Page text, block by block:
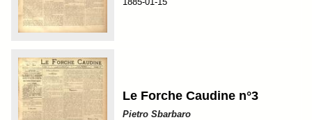
Le Forche Caudine n°3
Pietro Sbarbaro